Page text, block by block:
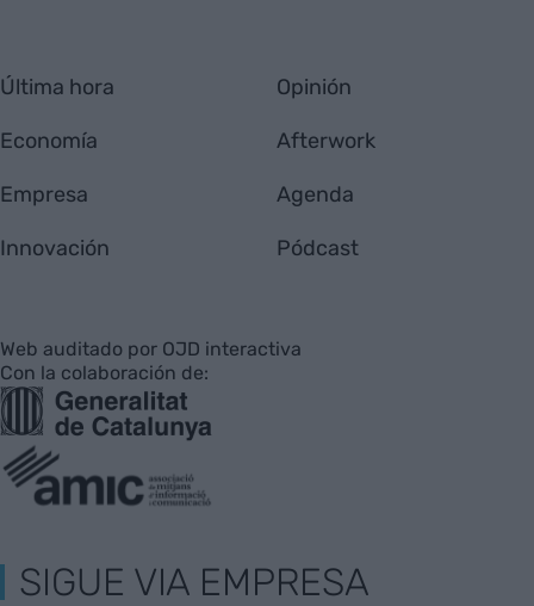
Última hora
Economía
Empresa
Innovación
Opinión
Afterwork
Agenda
Pódcast
Web auditado por OJD interactiva
Con la colaboración de:
SIGUE VIA EMPRESA